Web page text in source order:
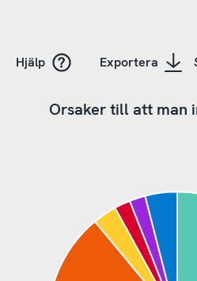
Hjälp Exportera
Orsaker till att man